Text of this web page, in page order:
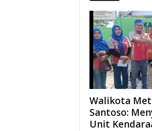
Walikota
Santoso:
Unit